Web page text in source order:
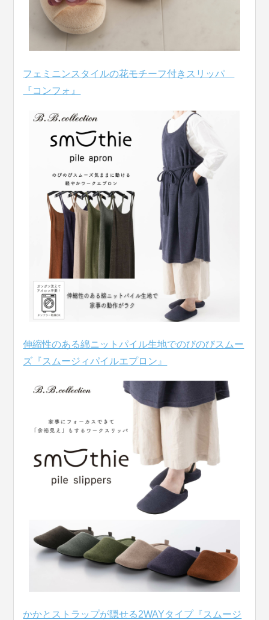
フェミニンスタイルの花モチーフ付きスリッパ
『コンフォ』
伸縮性のある綿ニットパイル生地でのびのびスムー
ズ『スムージィパイルエプロン』
かかとストラップが隠せる2WAYタイプ『スムージ